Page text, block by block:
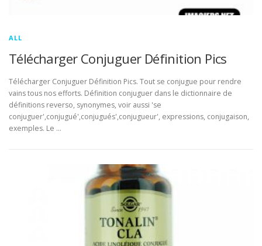
ALL
Télécharger Conjuguer Définition Pics
Télécharger Conjuguer Définition Pics. Tout se conjugue pour rendre
vains tous nos efforts. Définition conjuguer dans le dictionnaire de
définitions reverso, synonymes, voir aussi 'se
conjuguer',conjugué',conjugués',conjugueur', expressions, conjugaison,
exemples. Le …